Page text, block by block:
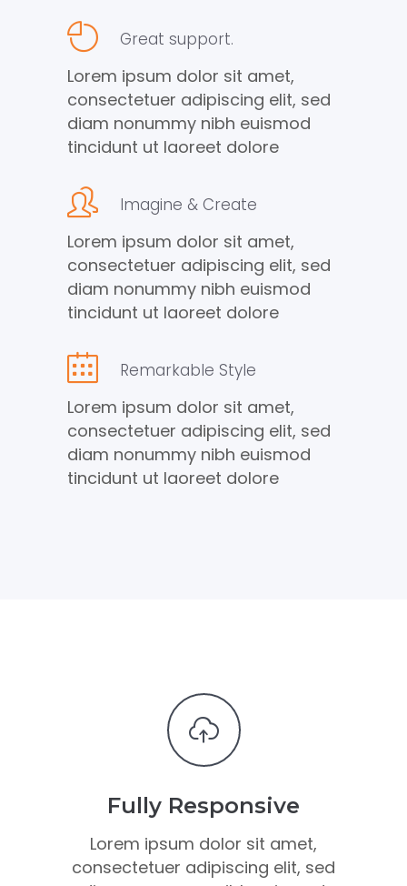
Great support.
Lorem ipsum dolor sit amet,
consectetuer adipiscing elit, sed
diam nonummy nibh euismod
tincidunt ut laoreet dolore
Imagine & Create
Lorem ipsum dolor sit amet,
consectetuer adipiscing elit, sed
diam nonummy nibh euismod
tincidunt ut laoreet dolore
Remarkable Style
Lorem ipsum dolor sit amet,
consectetuer adipiscing elit, sed
diam nonummy nibh euismod
tincidunt ut laoreet dolore
Fully Responsive
Lorem ipsum dolor sit amet,
consectetuer adipiscing elit, sed